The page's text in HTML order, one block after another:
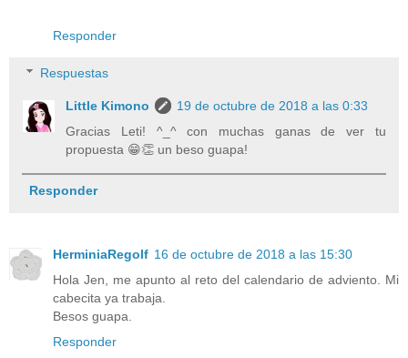
Responder
Respuestas
Little Kimono
19 de octubre de 2018 a las 0:33
Gracias Leti! ^_^ con muchas ganas de ver tu
propuesta 😁👏 un beso guapa!
Responder
HerminiaRegolf 16 de octubre de 2018 a las 15:30
Hola Jen, me apunto al reto del calendario de adviento. Mi
cabecita ya trabaja.
Besos guapa.
Responder